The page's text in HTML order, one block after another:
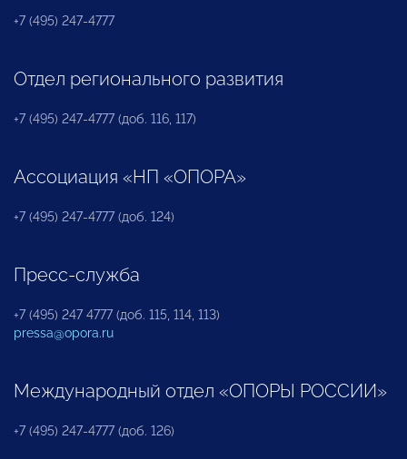
+7 (495) 247-4777
Отдел регионального развития
+7 (495) 247-4777 (доб. 116, 117)
Ассоциация «НП «ОПОРА»
+7 (495) 247-4777 (доб. 124)
Пресс-служба
+7 (495) 247 4777 (доб. 115, 114, 113)
pressa@opora.ru
Международный отдел «ОПОРЫ РОССИИ»
+7 (495) 247-4777 (доб. 126)